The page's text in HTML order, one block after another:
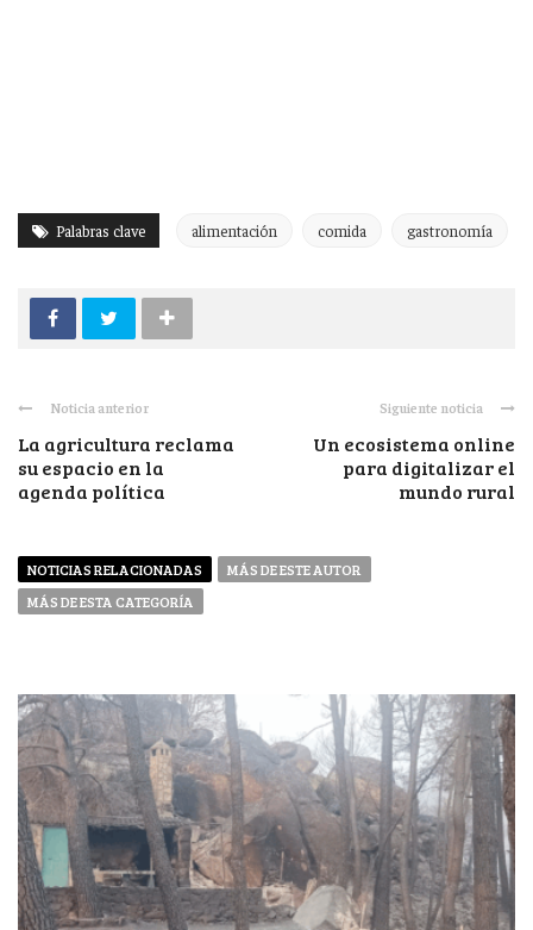
Palabras clave alimentación comida gastronomía
Noticia anterior
La agricultura reclama
su espacio en la
agenda política
Siguiente noticia
Un ecosistema online
para digitalizar el
mundo rural
NOTICIAS RELACIONADAS
MÁS DE ESTE AUTOR
MÁS DE ESTA CATEGORÍA